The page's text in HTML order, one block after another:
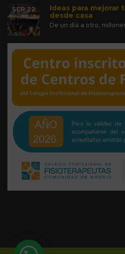
Ideas para mejorar
desde casa
SEP 22
De un día a otro,